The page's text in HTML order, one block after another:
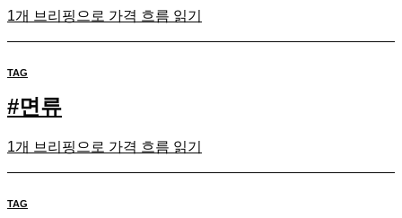
1개 브리핑으로 가격 흐름 읽기
TAG
#면류
1개 브리핑으로 가격 흐름 읽기
TAG